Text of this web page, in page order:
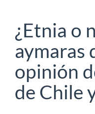
¿Etnia o
aymaras
opinión
de Chile